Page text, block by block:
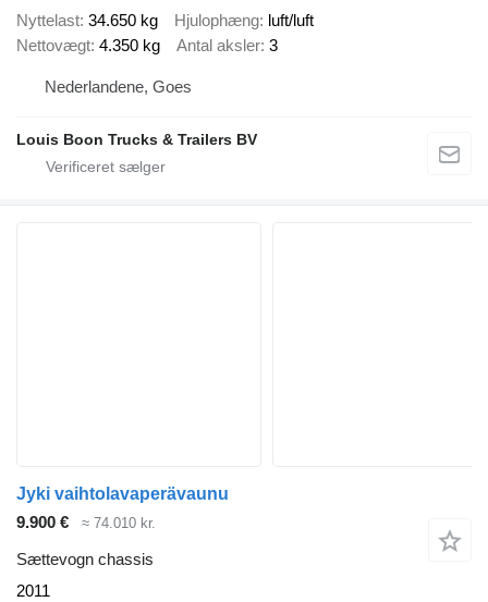
Nyttelast 34.650 kg Hjulophæng luft/luft
Nettovægt 4.350 kg Antal aksler 3
Nederlandene, Goes
Louis Boon Trucks & Trailers BV
Jyki vaihtolavaperävaunu
9.900 €
≈ 74.010 kr.
Sættevogn chassis
2011